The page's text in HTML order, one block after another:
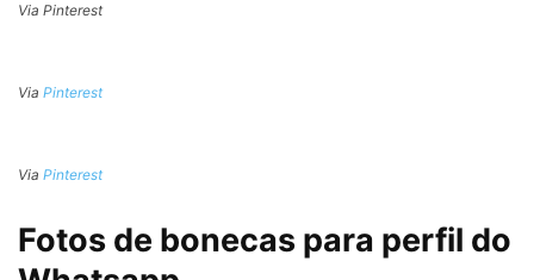
Via Pinterest
Via Pinterest
Via Pinterest
Fotos de bonecas para perfil do